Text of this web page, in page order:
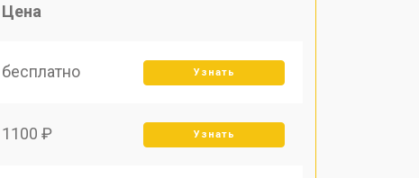
Цена
бесплатно Узнать
1100 ₽ Узнать